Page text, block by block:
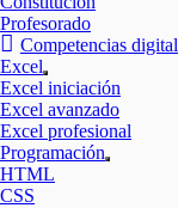
Profesorado
Competencias
Excel
Mostrar
el
submenú
Excel iniciación
Excel avanzado
Excel profesional
Programación
Mostrar
HTML
CSS